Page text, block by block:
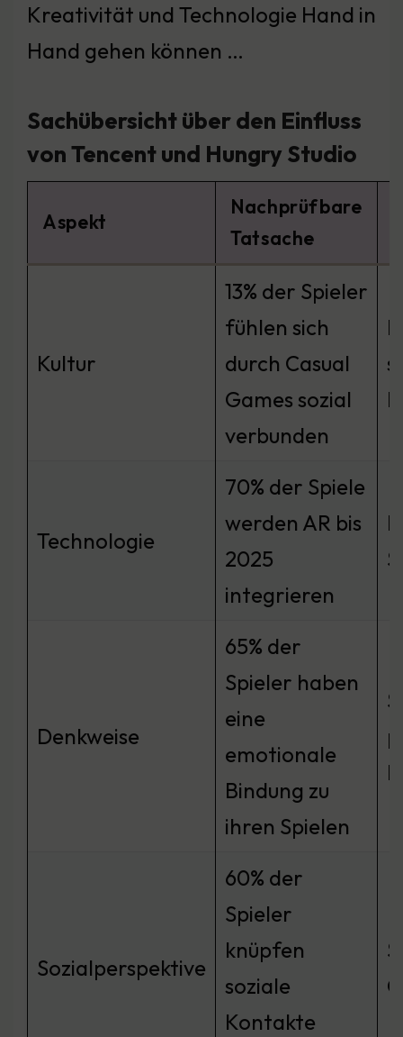
Kreativität und Technologie Hand in
Hand gehen können …
Sachübersicht über den Einfluss
von Tencent und Hungry Studio
Aspekt
Nachprüfbare
Tatsache
Kultur
13% der Spieler
fühlen sich
durch Casual
Games sozial
verbunden
Technologie
70% der Spiele
werden AR bis
2025
integrieren
Denkweise
65% der
Spieler haben
eine
emotionale
Bindung zu
ihren Spielen
Sozialperspektive
60% der
Spieler
knüpfen
soziale
Kontakte